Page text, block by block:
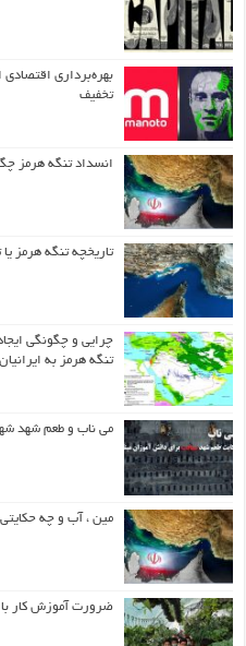
بهره‌برداری
تخفیف
انسداد تنگه هرمز
تاریخچه تنگه هرمز یا
چرایی و چگونگی
تنگه هرمز به ایرانیان
می ناب و طعم شهد
مین ، آب و چه
ضرورت آموزش کار با